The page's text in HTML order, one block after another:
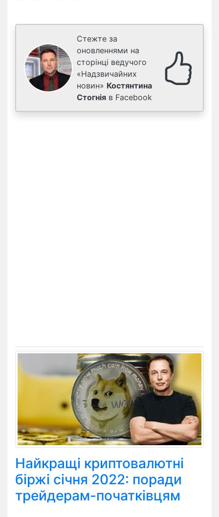
Стежте за
оновленнями на
сторінці ведучого
«Надзвичайних
новин» Костянтина
Стогнія в Facebook
Найкращі криптовалютні
біржі січня 2022: поради
трейдерам-початківцям